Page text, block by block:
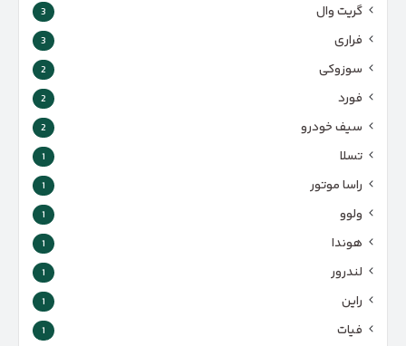
گریت وال 3
فراری 3
سوزوکی 2
فورد 2
سیف خودرو 2
تسلا 1
راسا موتور 1
ولوو 1
هوندا 1
لندرور 1
راین 1
فیات 1